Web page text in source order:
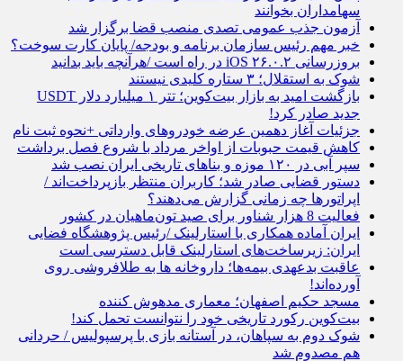
سهامداران بخوانند
آزمون جذب عمومی تصدی منصب قضا برگزار شد
خبر مهم رئیس سازمان برنامه و بودجه/ پایان کارت سوخت؟
بروزرسانی iOS ۲۶.۰.۲ در راه است /هرآنچه باید بدانید
شوک به استقلال؛ ۳ ستاره کلیدی نیستند
بازگشت امید به بازار بیت‌کوین؛ تتر ۱ میلیارد دلار USDT
جدید صادر کرد!
جزئیات آغاز دهمین عرضه خودروهای وارداتی +نحوه ثبت نام
کاهش قیمت حبوبات از اواخر مرداد با شروع فصل برداشت
سپر آبی در ۱۲۰ موزه و بناهای تاریخی ایران نصب شد
دستور قضایی صادر شد؛ کاربران منتظر بازپرداخت‌اند /
اپراتورها چه زمانی گزارش می‌دهند؟
فعالیت 8 هزار شناور برای صید تون‌ماهیان در کشور
ایران آماده همکاری با استارلینک /رئیس پژوهشگاه فضایی
ایران: زیرساخت‌های استارلینک قابل دسترسی است
عاقبت بدعهدی بیمه‌ها؛ داروخانه ها به طلافروشی روی
آورده‌اند!
مسجد حکیم اصفهان؛ معماری مدهوش کننده
بیت‌کوین رکورد تاریخی خود را نتوانست تحمل کند!
شوک دوم به سپاهان، در آستانه بازی با پرسپولیس / حردانی
هم مصدوم شد